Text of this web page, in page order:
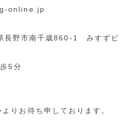
online.jp
長野市南千歳860-1 みすずビ
5分
りお待ち申しております。